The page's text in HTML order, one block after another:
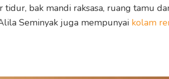
bak mandi raksasa, ruang tamu
Seminyak juga mempunyai kolam